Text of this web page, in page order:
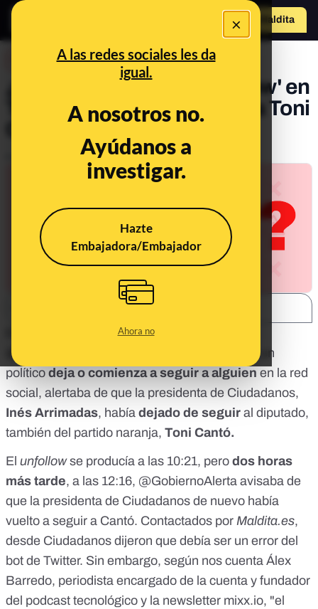
×
A las redes sociales les da
igual.
A nosotros no.
Ayúdanos a
investigar.
Hazte
Embajadora/Embajador
Ahora no
Hazte Maldito
a
¿Qué sabemos del 'unfollow' en
Twitter de Inés Arrimadas a Toni
Cantó?
Feb 12, 2021, 5:33:28 PM
El 11 de febrero la cuenta de Twitter
@GobiernoAlerta
que avisa cuando un
político deja o comienza a seguir a alguien en la red
social , alertaba de que la presidenta de Ciudadanos,
Inés Arrimadas, había dejado de seguir al diputado,
también del partido naranja, Toni Cantó.
El unfollowse producía a las 10:21, pero dos horas
más tarde, a las 12:16, @GobiernoAlerta avisaba de
que la presidenta de Ciudadanos de nuevo había
vuelto a seguir a Cantó. Contactados por Maldita.es,
desde Ciudadanos dijeron que debía ser un error del
bot de Twitter. Sin embargo, según nos cuenta Álex
Barredo, periodista encargado de la cuenta y fundador
del podcast tecnológico y la newsletter mixx.io, "el